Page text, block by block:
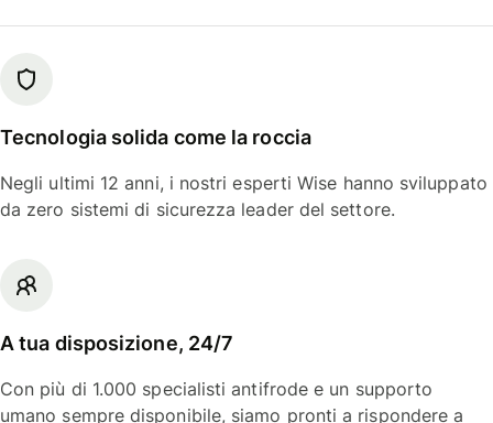
Tecnologia solida come la roccia
Negli ultimi 12 anni, i nostri esperti Wise hanno sviluppato
da zero sistemi di sicurezza leader del settore.
A tua disposizione, 24/7
Con più di 1.000 specialisti antifrode e un supporto
umano sempre disponibile, siamo pronti a rispondere a